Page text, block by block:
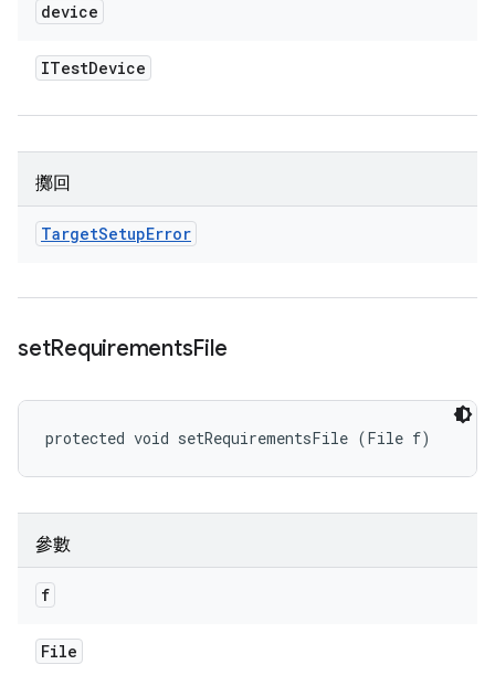
device
ITestDevice
擲回
TargetSetupError
setRequirementsFile
protected void setRequirementsFile (File f)
參數
f
File